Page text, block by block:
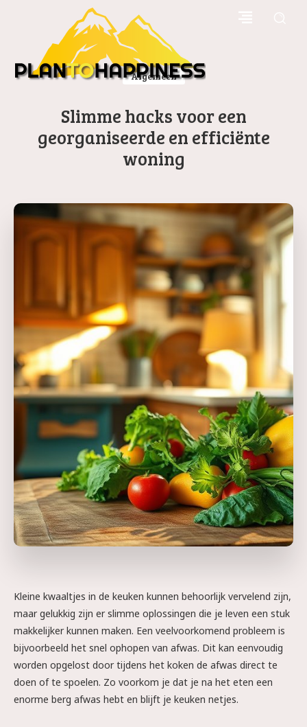
Algemeen
Slimme hacks voor een
georganiseerde en efficiënte
woning
Kleine kwaaltjes in de keuken kunnen behoorlijk vervelend zijn,
maar gelukkig zijn er slimme oplossingen die je leven een stuk
makkelijker kunnen maken. Een veelvoorkomend probleem is
bijvoorbeeld het snel ophopen van afwas. Dit kan eenvoudig
worden opgelost door tijdens het koken de afwas direct te
doen of te spoelen. Zo voorkom je dat je na het eten een
enorme berg afwas hebt en blijft je keuken netjes.